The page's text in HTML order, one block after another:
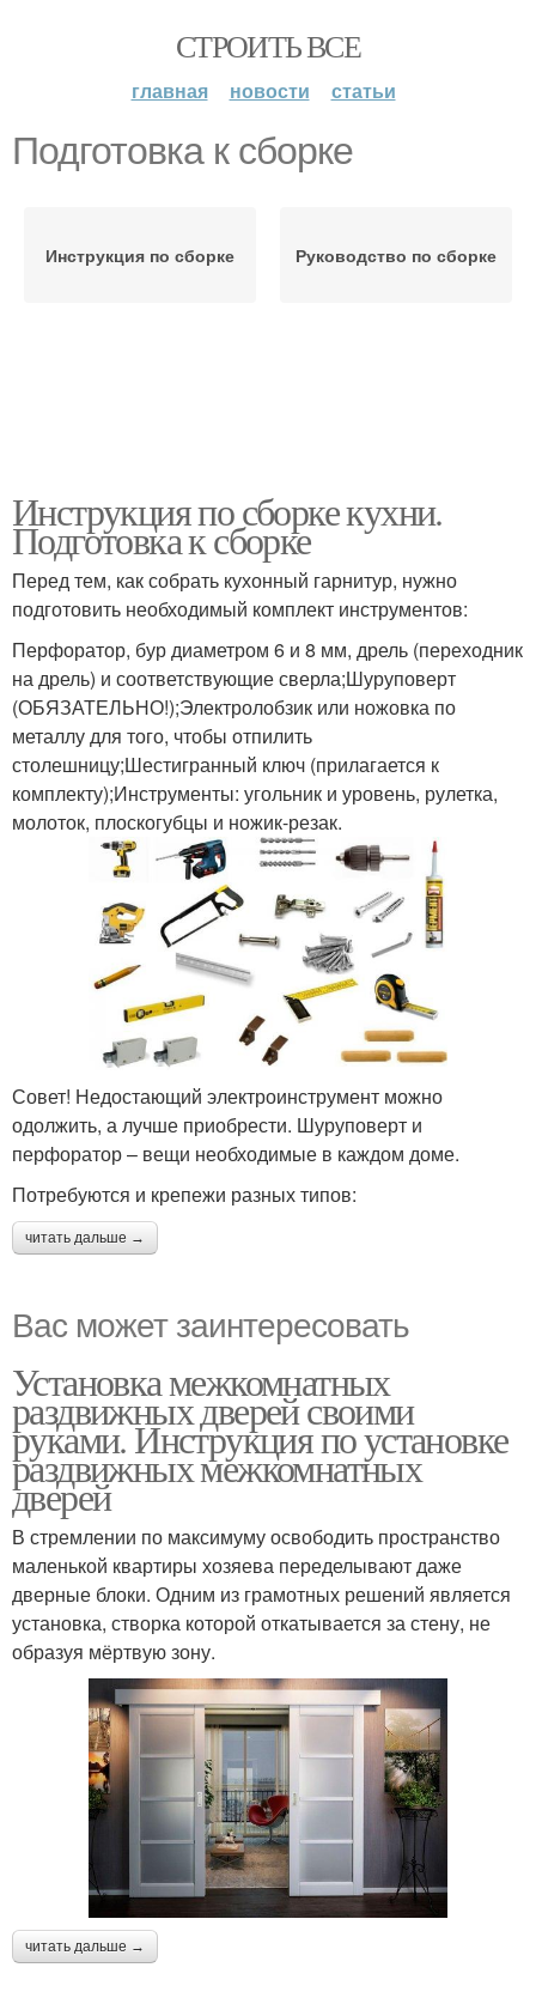
СТРОИТЬ ВСЕ
главная новости статьи
Подготовка к сборке
Инструкция по сборке Руководство по сборке
Инструкция по сборке кухни.
Подготовка к сборке
Перед тем, как собрать кухонный гарнитур, нужно
подготовить необходимый комплект инструментов:
Перфоратор, бур диаметром 6 и 8 мм, дрель (переходник
на дрель) и соответствующие сверла;Шуруповерт
(ОБЯЗАТЕЛЬНО!);Электролобзик или ножовка по
металлу для того, чтобы отпилить
столешницу;Шестигранный ключ (прилагается к
комплекту);Инструменты: угольник и уровень, рулетка,
молоток, плоскогубцы и ножик-резак.
Совет! Недостающий электроинструмент можно
одолжить, а лучше приобрести. Шуруповерт и
перфоратор – вещи необходимые в каждом доме.
Потребуются и крепежи разных типов:
читать дальше →
Вас может заинтересовать
Установка межкомнатных
раздвижных дверей своими
руками. Инструкция по установке
раздвижных межкомнатных
дверей
В стремлении по максимуму освободить пространство
маленькой квартиры хозяева переделывают даже
дверные блоки. Одним из грамотных решений является
установка, створка которой откатывается за стену, не
образуя мёртвую зону.
читать дальше →